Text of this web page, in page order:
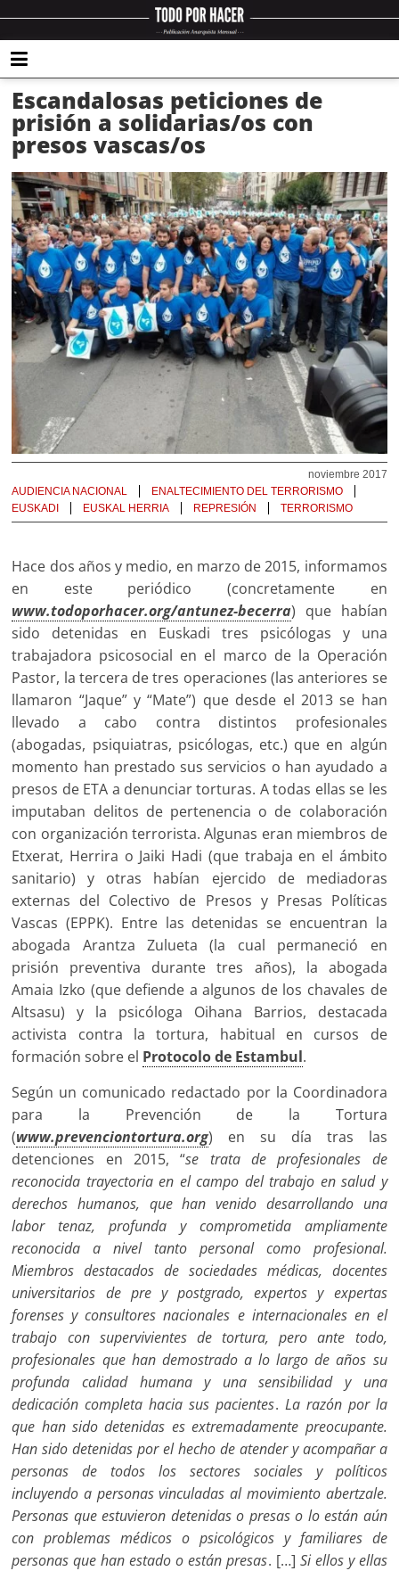
Escandalosas peticiones de
prisión a solidarias/os con
presos vascas/os
noviembre 2017
AUDIENCIA NACIONAL
ENALTECIMIENTO DEL TERRORISMO
EUSKADI
EUSKAL HERRIA REPRESIÓN TERRORISMO
Hace dos años y medio, en marzo de 2015, informamos
en este periódico (concretamente en
www.todoporhacer.org/antunez-becerra) que habían
sido detenidas en Euskadi tres psicólogas y una
trabajadora psicosocial en el marco de la Operación
Pastor, la tercera de tres operaciones (las anteriores se
llamaron “Jaque” y “Mate”) que desde el 2013 se han
llevado a cabo contra distintos profesionales
(abogadas, psiquiatras, psicólogas, etc.) que en algún
momento han prestado sus servicios o han ayudado a
presos de ETA a denunciar torturas. A todas ellas se les
imputaban delitos de pertenencia o de colaboración
con organización terrorista. Algunas eran miembros de
Etxerat, Herrira o Jaiki Hadi (que trabaja en el ámbito
sanitario) y otras habían ejercido de mediadoras
externas del Colectivo de Presos y Presas Políticas
Vascas (EPPK). Entre las detenidas se encuentran la
abogada Arantza Zulueta (la cual permaneció en
prisión preventiva durante tres años), la abogada
Amaia Izko (que defiende a algunos de los chavales de
Altsasu) y la psicóloga Oihana Barrios, destacada
activista contra la tortura, habitual en cursos de
formación sobre el Protocolo de Estambul.
Según un comunicado redactado por la Coordinadora
para la Prevención de la Tortura
(www.prevenciontortura.org) en su día tras las
detenciones en 2015, “se trata de profesionales de
reconocida trayectoria en el campo del trabajo en salud y
derechos humanos, que han venido desarrollando una
labor tenaz, profunda y comprometida ampliamente
reconocida a nivel tanto personal como profesional.
Miembros destacados de sociedades médicas, docentes
universitarios de pre y postgrado, expertos y expertas
forenses y consultores nacionales e internacionales en el
trabajo con supervivientes de tortura, pero ante todo,
profesionales que han demostrado a lo largo de años su
profunda calidad humana y una sensibilidad y una
dedicación completa hacia sus pacientes. La razón por la
que han sido detenidas es extremadamente preocupante.
Han sido detenidas por el hecho de atender y acompañar a
personas de todos los sectores sociales y políticos
incluyendo a personas vinculadas al movimiento abertzale.
Personas que estuvieron detenidas o presas o lo están aún
con problemas médicos o psicológicos y familiares de
personas que han estado o están presas. […] Si ellos y ellas